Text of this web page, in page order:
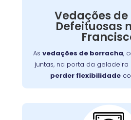
Vedações
Defeituosas
As vedações de borracha,
juntas, na porta da geladeira
perder flexibilidade
falha no aquecimento ou
equipe está preparada para
eficiência, garantindo sua